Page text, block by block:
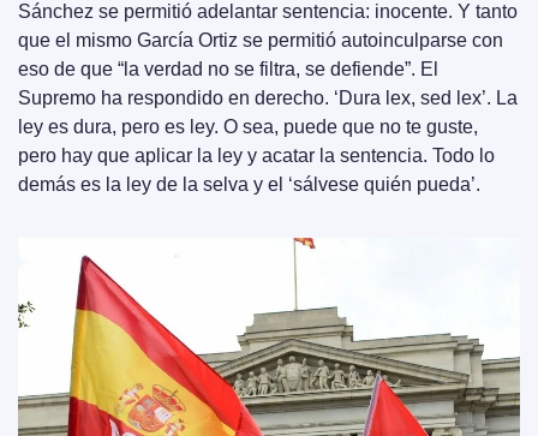
Sánchez se permitió adelantar sentencia: inocente. Y tanto
que el mismo García Ortiz se permitió autoinculparse con
eso de que “la verdad no se filtra, se defiende”. El
Supremo ha respondido en derecho. ‘Dura lex, sed lex’. La
ley es dura, pero es ley. O sea, puede que no te guste,
pero hay que aplicar la ley y acatar la sentencia. Todo lo
demás es la ley de la selva y el ‘sálvese quién pueda’.